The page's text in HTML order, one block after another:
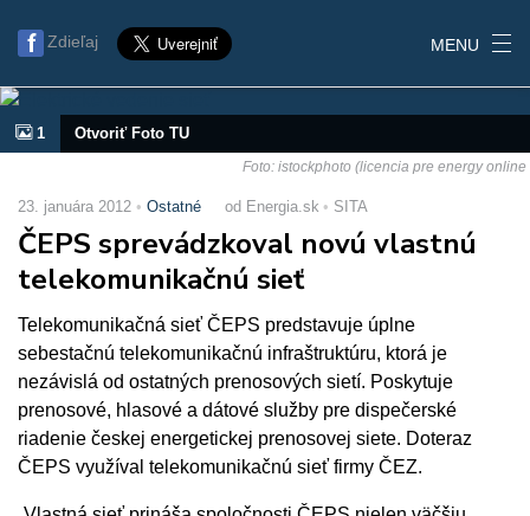
Zdieľaj MENU
1 Otvoriť Foto TU
Foto: istockphoto (licencia pre energy online
23. januára 2012 Ostatné od Energia.sk SITA
ČEPS sprevádzkoval novú vlastnú
telekomunikačnú sieť
Telekomunikačná sieť ČEPS predstavuje úplne
sebestačnú telekomunikačnú infraštruktúru, ktorá je
nezávislá od ostatných prenosových sietí. Poskytuje
prenosové, hlasové a dátové služby pre dispečerské
riadenie českej energetickej prenosovej siete. Doteraz
ČEPS využíval telekomunikačnú sieť firmy ČEZ.